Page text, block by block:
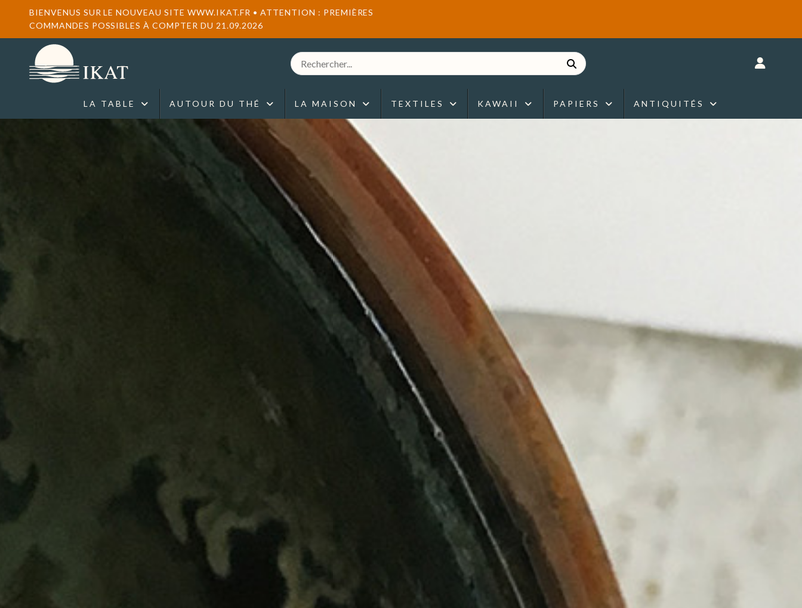
BIENVENUS SUR LE NOUVEAU SITE WWW.IKAT.FR • ATTENTION : PREMIÈRES
COMMANDES POSSIBLES À COMPTER DU 21.09.2026
LA TABLE AUTOUR DU THÉ LA MAISON TEXTILES KAWAII PAPIERS ANTIQUITÉS